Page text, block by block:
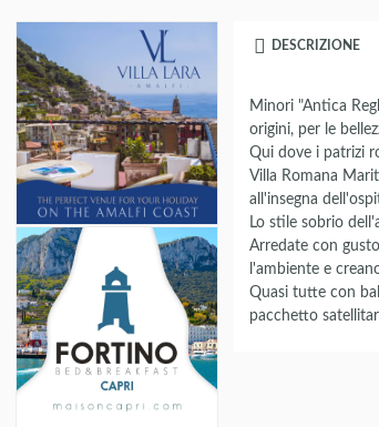
DESCRIZIONE
Minori "Antica
origini, per le
Qui dove i patrizi
Villa Romana
all'insegna
Lo stile sobrio
Arredate con
l'ambiente e
Quasi tutte con
pacchetto